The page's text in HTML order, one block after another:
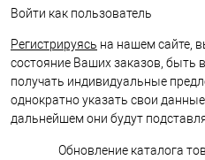
Войти как пользователь
Регистрируясь на нашем сайте,
состояние Ваших заказов, быть
получать индивидуальные
однократно указать свои
дальнейшем они будут
Обновление каталога